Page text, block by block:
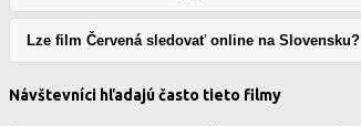
Lze film Červená sledovať online na Slovensku?
Návštevníci hľadajú často tieto filmy